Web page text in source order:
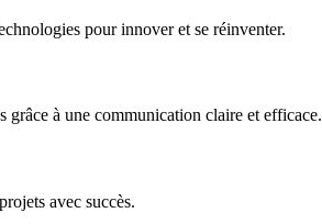
pour innover et se réinventer.
grâce à une communication claire et efficace.
avec succès.